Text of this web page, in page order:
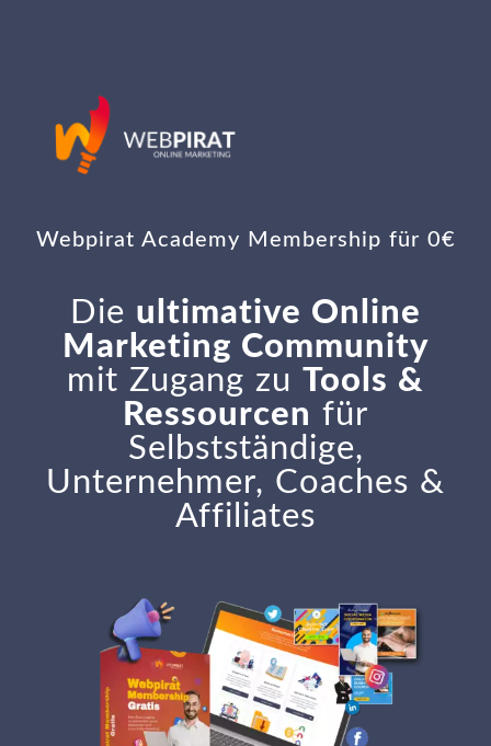
Webpirat Academy Membership für 0€
Die ultimative Online
Marketing Community
mit Zugang zu Tools &
Ressourcen für
Selbstständige,
Unternehmer, Coaches &
Affiliates